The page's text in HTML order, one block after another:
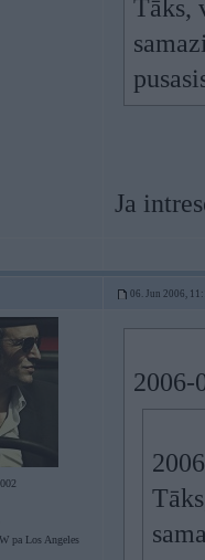
Tāks,
Ja
06. Jun 2006,
pa Los Angeles
2006-